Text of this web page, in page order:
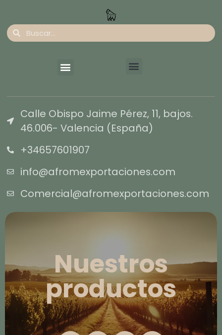
Calle Obispo Jaime Pérez, 11, bajos.
46.006- Valencia (España)
+34657601907
info@afromexportaciones.com
Comercial@afromexportaciones.com
Nuestros
productos